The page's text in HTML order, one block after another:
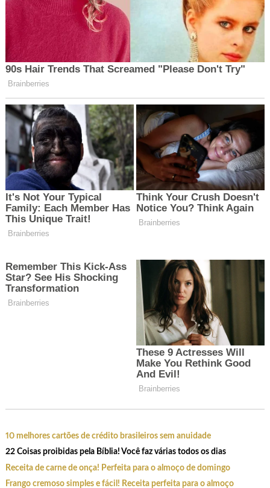
10 melhores cartões de crédito brasileiros sem anuidade
22 Coisas proibidas pela Bíblia! Você faz várias todos os dias
Receita de carne de onça! Perfeita para o almoço de domingo
Frango cremoso simples e fácil! Receita perfeita para o almoço